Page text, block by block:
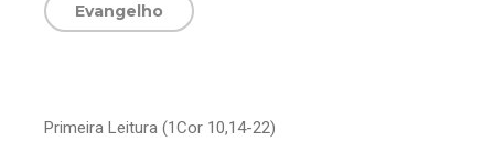
Evangelho
Primeira Leitura (1Cor 10,14-22)